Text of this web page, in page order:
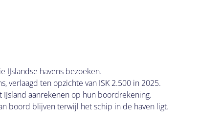
havens bezoeken.
verlaagd ten opzichte van ISK 2.500 in 2025.
aanrekenen op hun boordrekening.
boord blijven terwijl het schip in de haven ligt.